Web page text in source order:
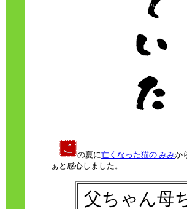
の夏に亡くなった猫の みみか
ぁと感心しました。
父ちゃん母